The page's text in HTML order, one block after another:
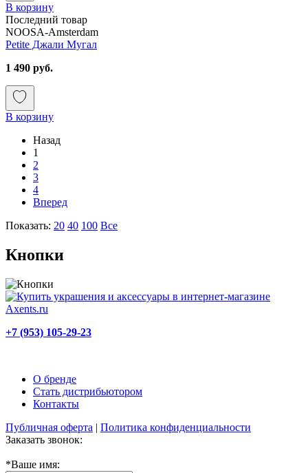
В корзину
Последний товар
NOOSA-Amsterdam
Petite Джали Мугал
1 490 руб.
В корзину
Назад
1
2
3
4
Вперед
Показать: 20 40 100 Все
Кнопки
+7 (953) 105-29-23
О бренде
Стать дистрибьютором
Контакты
Публичная оферта | Политика конфиденциальности
Заказать звонок:
*Ваше имя: